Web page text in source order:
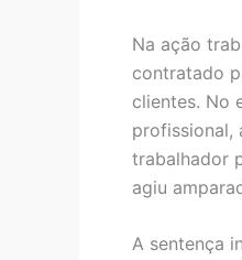
Na ação
contratado
clientes. No
profissional,
trabalhador
agiu
A sentença